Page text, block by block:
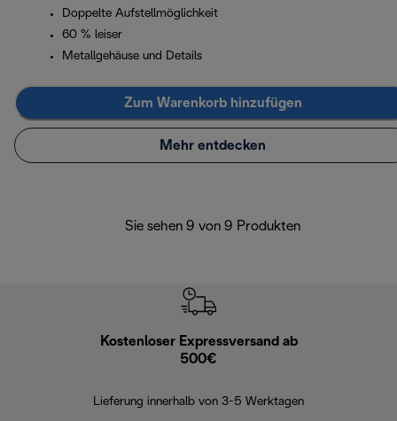
Doppelte Aufstellmöglichkeit
60 % leiser
Metallgehäuse und Details
Zum Warenkorb hinzufügen
Mehr entdecken
Sie sehen 9 von 9 Produkten
Kostenloser Expressversand ab
500€
Lieferung innerhalb von 3-5 Werktagen